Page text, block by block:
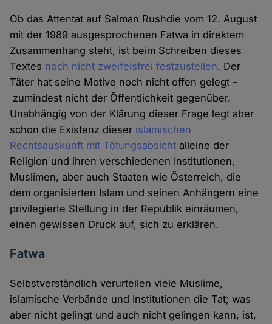
Ob das Attentat auf Salman Rushdie vom 12. August
mit der 1989 ausgesprochenen Fatwa in direktem
Zusammenhang steht, ist beim Schreiben dieses
Textes noch nicht zweifelsfrei festzustellen. Der
Täter hat seine Motive noch nicht offen gelegt –
zumindest nicht der Öffentlichkeit gegenüber.
Unabhängig von der Klärung dieser Frage legt aber
schon die Existenz dieser islamischen
Rechtsauskunft mit Tötungsabsicht alleine der
Religion und ihren verschiedenen Institutionen,
Muslimen, aber auch Staaten wie Österreich, die
dem organisierten Islam und seinen Anhängern eine
privilegierte Stellung in der Republik einräumen,
einen gewissen Druck auf, sich zu erklären.
Fatwa
Selbstverständlich verurteilen viele Muslime,
islamische Verbände und Institutionen die Tat; was
aber nicht gelingt und auch nicht gelingen kann, ist,